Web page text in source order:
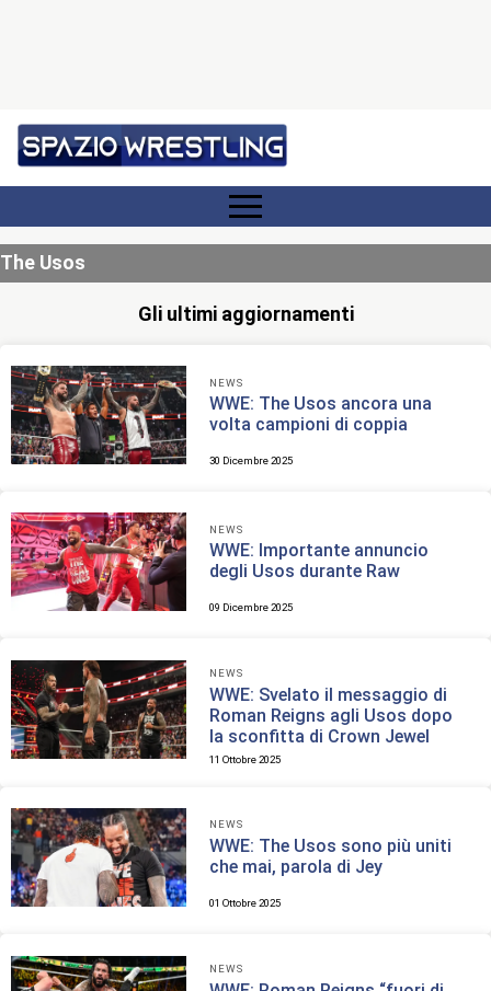
The Usos
Gli ultimi aggiornamenti
NEWS
WWE: The Usos ancora una
volta campioni di coppia
30 Dicembre 2025
NEWS
WWE: Importante annuncio
degli Usos durante Raw
09 Dicembre 2025
NEWS
WWE: Svelato il messaggio di
Roman Reigns agli Usos dopo
la sconfitta di Crown Jewel
11 Ottobre 2025
NEWS
WWE: The Usos sono più uniti
che mai, parola di Jey
01 Ottobre 2025
NEWS